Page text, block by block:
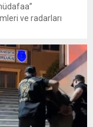
ve radarları
duyurdu....